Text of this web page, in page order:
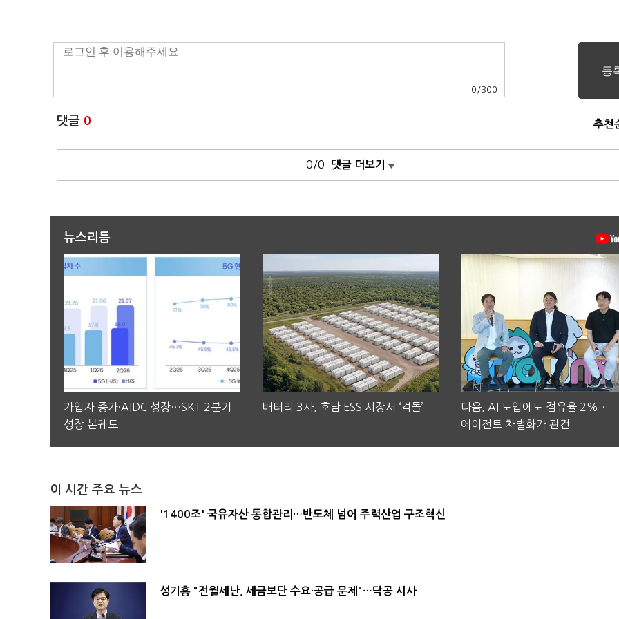
0 /300
댓글 0 추천
0/0 댓글 더보기
뉴스리듬
가입자 증가·AIDC 성장…SKT 2분기
성장 본궤도
배터리 3사, 호남 ESS 시장서 ‘격돌’
다음, AI 도입에도 점유율 2%…
에이전트 차별화가 관건
이 시간 주요 뉴스
'1400조' 국유자산 통합관리…반도체 넘어 주력산업 구조혁신
성기홍 "전월세난, 세금보단 수요·공급 문제"…닥공 시사